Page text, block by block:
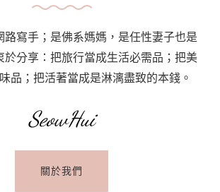
路寫手；是佛系媽媽，是任性妻子也是
於分享：把旅行當成生活必需品；把美
品；把活著當成是淋漓盡致的本錢。
SeowHui
關於我們